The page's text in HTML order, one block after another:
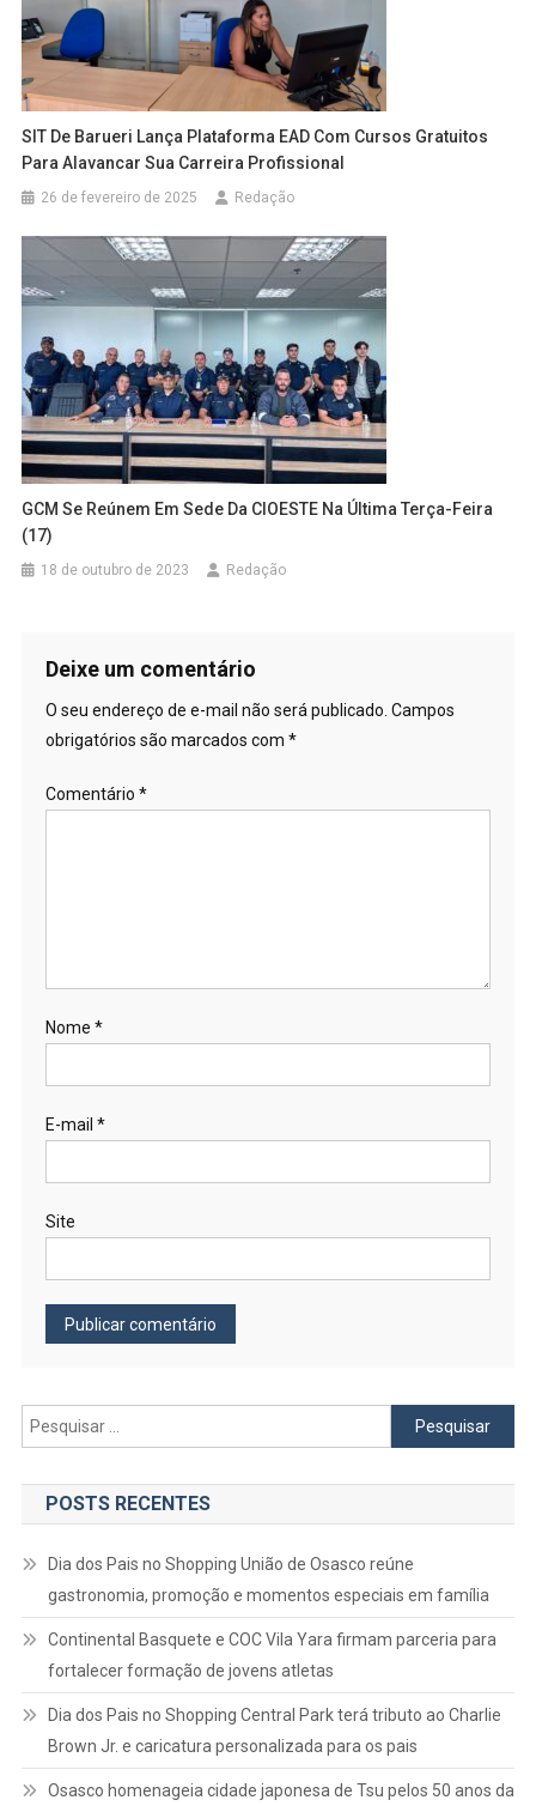
SIT De Barueri Lança Plataforma EAD Com Cursos Gratuitos
Para Alavancar Sua Carreira Profissional
26 de fevereiro de 2025 Redação
GCM Se Reúnem Em Sede Da CIOESTE Na Última Terça-Feira
(17)
18 de outubro de 2023 Redação
Deixe um comentário
O seu endereço de e-mail não será publicado. Campos
obrigatórios são marcados com *
Comentário *
Nome *
E-mail *
Site
Pesquisar
por:
POSTS RECENTES
Dia dos Pais no Shopping União de Osasco reúne
gastronomia, promoção e momentos especiais em família
Continental Basquete e COC Vila Yara firmam parceria para
fortalecer formação de jovens atletas
Dia dos Pais no Shopping Central Park terá tributo ao Charlie
Brown Jr. e caricatura personalizada para os pais
Osasco homenageia cidade japonesa de Tsu pelos 50 anos da